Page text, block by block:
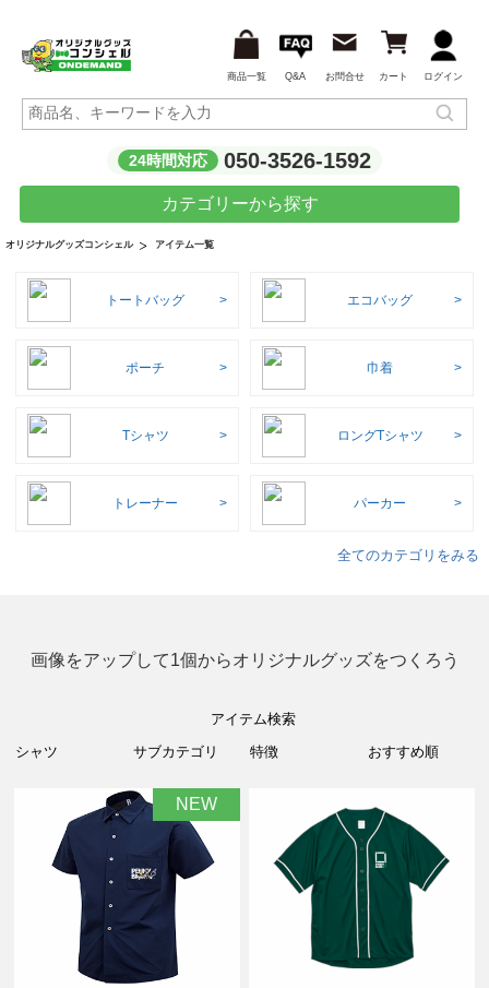
商品一覧 Q&A お問合せ カート ログイン
24時間対応 050-3526-1592
カテゴリーから探す
オリジナルグッズコンシェル アイテム一覧
トートバッグ エコバッグ
ポーチ 巾着
Tシャツ ロングTシャツ
トレーナー パーカー
全てのカテゴリをみる
画像をアップして1個からオリジナルグッズをつくろう
アイテム検索
NEW